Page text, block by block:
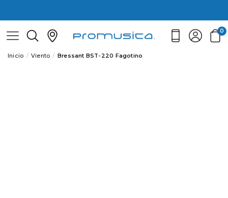
0
Inicio Viento Bressant BST-220 Fagotino